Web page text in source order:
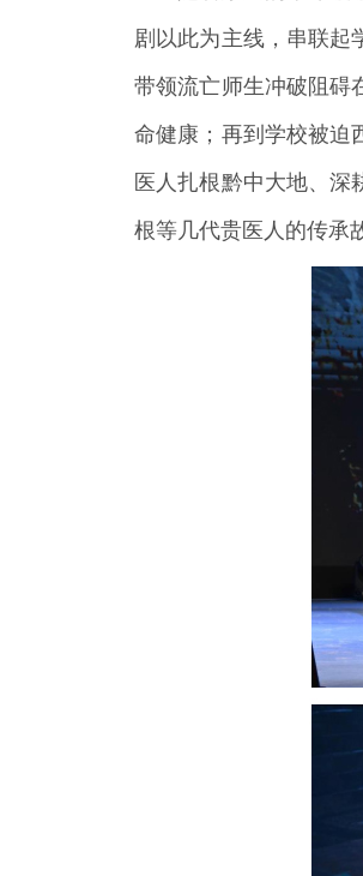
剧以此为主线，串联起
带领流亡师生冲破阻碍
命健康；再到学校被迫
医人扎根黔中大地、深
根等几代贵医人的传承